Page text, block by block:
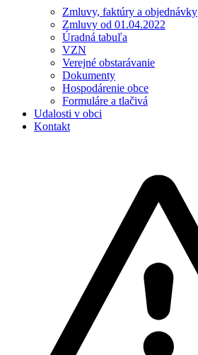
Zmluvy, faktúry a objednávky
Zmluvy od 01.04.2022
Úradná tabuľa
VZN
Verejné obstarávanie
Dokumenty
Hospodárenie obce
Formuláre a tlačivá
Udalosti v obci
Kontakt